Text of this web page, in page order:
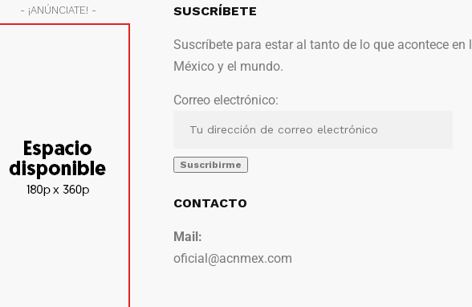
- ¡ANÚNCIATE! - SUSCRÍBETE
Suscríbete para estar al tanto de lo que acontece en
México y el mundo.
Correo electrónico:
CONTACTO
Mail:
oficial@acnmex.com